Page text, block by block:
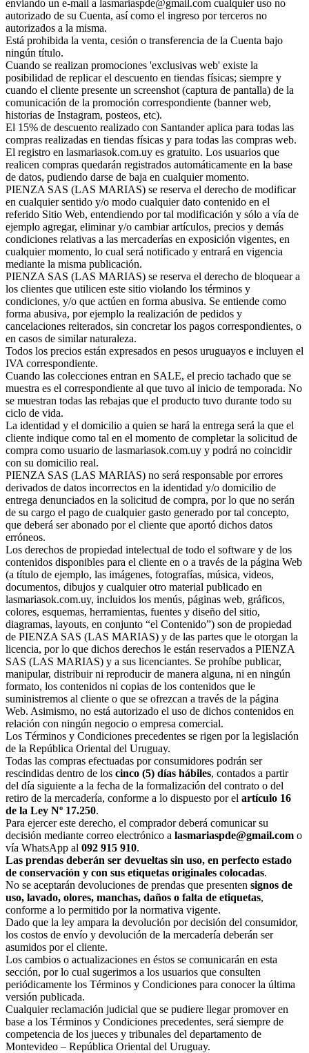
enviando un e-mail a lasmariaspde@gmail.com cualquier uso no
autorizado de su Cuenta, así como el ingreso por terceros no
autorizados a la misma.
Está prohibida la venta, cesión o transferencia de la Cuenta bajo
ningún título.
Cuando se realizan promociones 'exclusivas web' existe la
posibilidad de replicar el descuento en tiendas físicas; siempre y
cuando el cliente presente un screenshot (captura de pantalla) de la
comunicación de la promoción correspondiente (banner web,
historias de Instagram, posteos, etc).
El 15% de descuento realizado con Santander aplica para todas las
compras realizadas en tiendas físicas y para todas las compras web.
El registro en lasmariasok.com.uy es gratuito. Los usuarios que
realicen compras quedarán registrados automáticamente en la base
de datos, pudiendo darse de baja en cualquier momento.
PIENZA SAS (LAS MARIAS) se reserva el derecho de modificar
en cualquier sentido y/o modo cualquier dato contenido en el
referido Sitio Web, entendiendo por tal modificación y sólo a vía de
ejemplo agregar, eliminar y/o cambiar artículos, precios y demás
condiciones relativas a las mercaderías en exposición vigentes, en
cualquier momento, lo cual será notificado y entrará en vigencia
mediante la misma publicación.
PIENZA SAS (LAS MARIAS) se reserva el derecho de bloquear a
los clientes que utilicen este sitio violando los términos y
condiciones, y/o que actúen en forma abusiva. Se entiende como
forma abusiva, por ejemplo la realización de pedidos y
cancelaciones reiterados, sin concretar los pagos correspondientes, o
en casos de similar naturaleza.
Todos los precios están expresados en pesos uruguayos e incluyen el
IVA correspondiente.
Cuando las colecciones entran en SALE, el precio tachado que se
muestra es el correspondiente al que tuvo al inicio de temporada. No
se muestran todas las rebajas que el producto tuvo durante todo su
ciclo de vida.
La identidad y el domicilio a quien se hará la entrega será la que el
cliente indique como tal en el momento de completar la solicitud de
compra como usuario de lasmariasok.com.uy y podrá no coincidir
con su domicilio real.
PIENZA SAS (LAS MARIAS) no será responsable por errores
derivados de datos incorrectos en la identidad y/o domicilio de
entrega denunciados en la solicitud de compra, por lo que no serán
de su cargo el pago de cualquier gasto generado por tal concepto,
que deberá ser abonado por el cliente que aportó dichos datos
erróneos.
Los derechos de propiedad intelectual de todo el software y de los
contenidos disponibles para el cliente en o a través de la página Web
(a título de ejemplo, las imágenes, fotografías, música, videos,
documentos, dibujos y cualquier otro material publicado en
lasmariasok.com.uy, incluidos los menús, páginas web, gráficos,
colores, esquemas, herramientas, fuentes y diseño del sitio,
diagramas, layouts, en conjunto “el Contenido”) son de propiedad
de PIENZA SAS (LAS MARIAS) y de las partes que le otorgan la
licencia, por lo que dichos derechos le están reservados a PIENZA
SAS (LAS MARIAS) y a sus licenciantes. Se prohíbe publicar,
manipular, distribuir ni reproducir de manera alguna, ni en ningún
formato, los contenidos ni copias de los contenidos que le
suministremos al cliente o que se ofrezcan a través de la página
Web. Asimismo, no está autorizado el uso de dichos contenidos en
relación con ningún negocio o empresa comercial.
Los Términos y Condiciones precedentes se rigen por la legislación
de la República Oriental del Uruguay.
Todas las compras efectuadas por consumidores podrán ser
rescindidas dentro de los cinco (5) días hábiles, contados a partir
del día siguiente a la fecha de la formalización del contrato o del
retiro de la mercadería, conforme a lo dispuesto por el artículo 16
de la Ley Nº 17.250.
Para ejercer este derecho, el comprador deberá comunicar su
decisión mediante correo electrónico a lasmariaspde@gmail.com o
vía WhatsApp al 092 915 910.
Las prendas deberán ser devueltas sin uso, en perfecto estado
de conservación y con sus etiquetas originales colocadas.
No se aceptarán devoluciones de prendas que presenten signos de
uso, lavado, olores, manchas, daños o falta de etiquetas,
conforme a lo permitido por la normativa vigente.
Dado que la ley ampara la devolución por decisión del consumidor,
los costos de envío y devolución de la mercadería deberán ser
asumidos por el cliente.
Los cambios o actualizaciones en éstos se comunicarán en esta
sección, por lo cual sugerimos a los usuarios que consulten
periódicamente los Términos y Condiciones para conocer la última
versión publicada.
Cualquier reclamación judicial que se pudiere llegar promover en
base a los Términos y Condiciones precedentes, será siempre de
competencia de los jueces y tribunales del departamento de
Montevideo – República Oriental del Uruguay.